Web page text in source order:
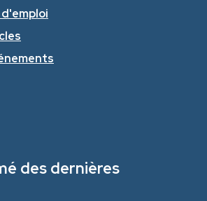
des dernières